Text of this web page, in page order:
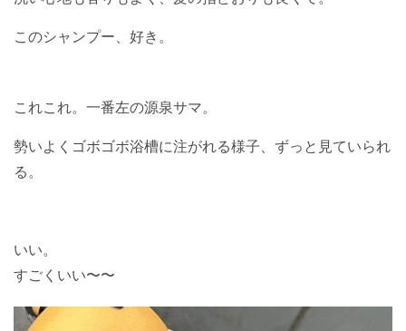
このシャンプー、好き。
これこれ。一番左の源泉サマ。
勢いよくゴボゴボ浴槽に注がれる様子、ずっと見ていられ
る。
いい。
すごくいい〜〜